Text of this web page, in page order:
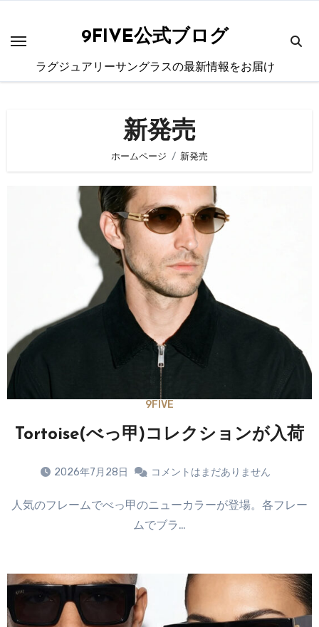
9FIVE公式ブログ
ラグジュアリーサングラスの最新情報をお届け
新発売
ホームページ 新発売
9FIVE
Tortoise(べっ甲)コレクションが入荷
2026年7月28日 コメントはまだありません
人気のフレームでべっ甲のニューカラーが登場。各フレー
ムでブラ…